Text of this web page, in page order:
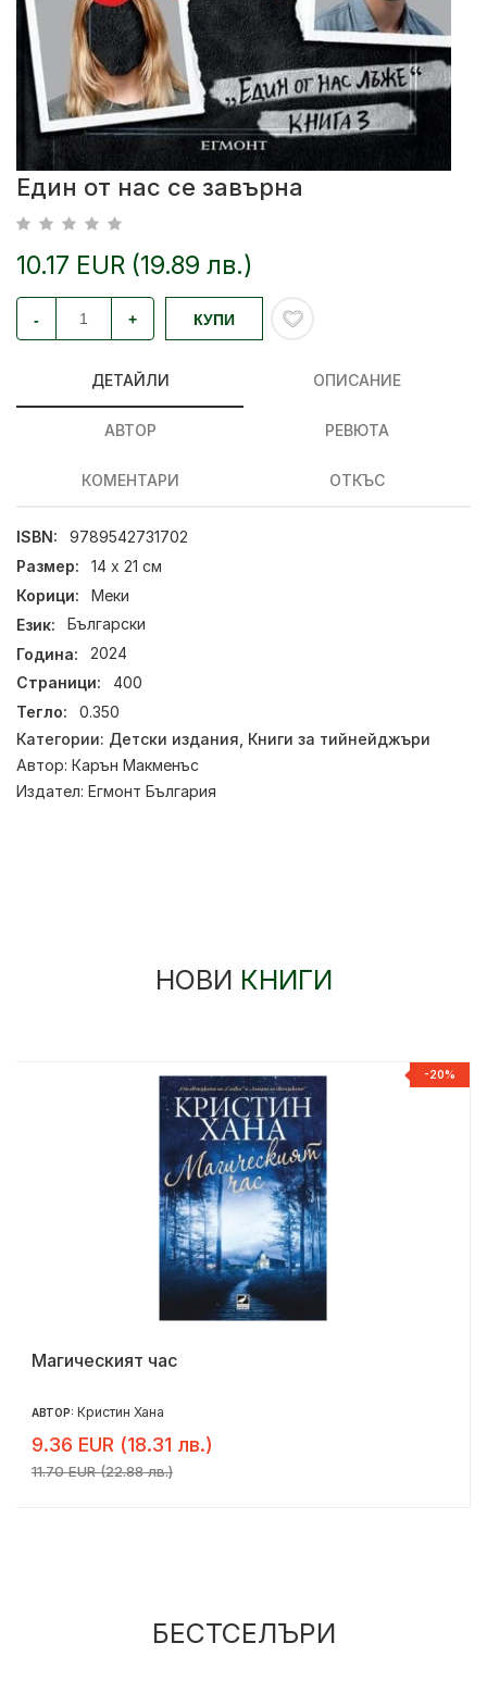
Един от нас се завърна
10.17 EUR (19.89 лв.)
- + КУПИ
ДЕТАЙЛИ ОПИСАНИЕ
АВТОР РЕВЮТА
КОМЕНТАРИ ОТКЪС
ISBN:
9789542731702
Размер:
14 х 21 см
Корици:
Меки
Език:
Български
Година:
2024
Страници:
400
Тегло:
0.350
Категории: Детски издания, Книги за тийнейджъри
Автор: Карън Макменъс
Издател: Егмонт България
НОВИ КНИГИ
-20%
Магическият час
АВТОР: Кристин Хана
9.36 EUR (18.31 лв.)
11.70 EUR (22.88 лв.)
БЕСТСЕЛЪРИ